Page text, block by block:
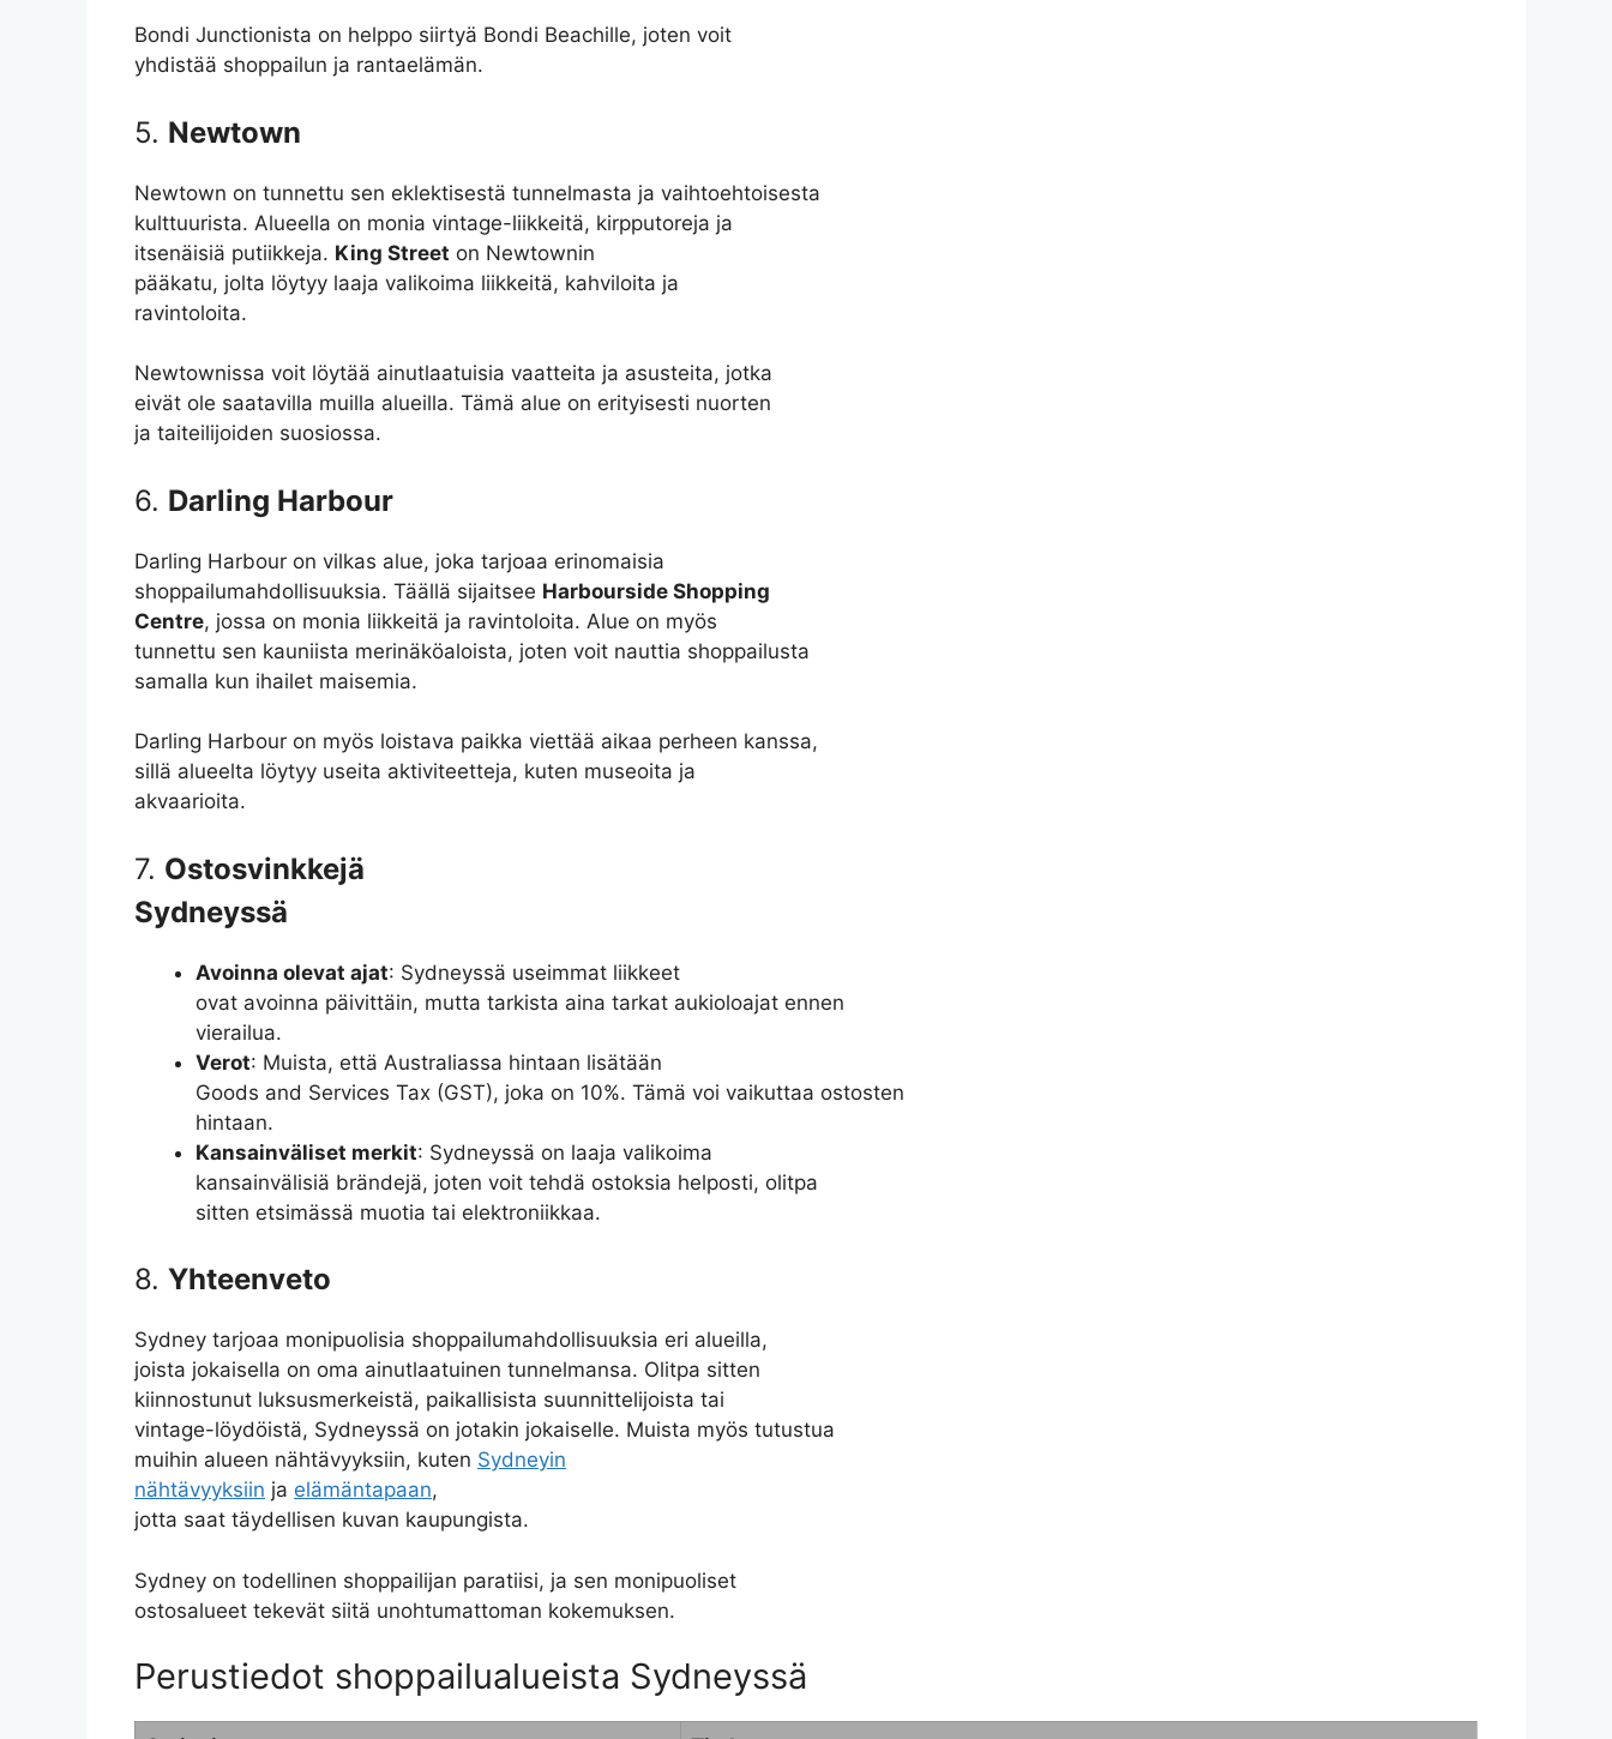
Bondi Junctionista on helppo siirtyä Bondi Beachille, joten voit
yhdistää shoppailun ja rantaelämän.
5. Newtown
Newtown on tunnettu sen eklektisestä tunnelmasta ja vaihtoehtoisesta
kulttuurista. Alueella on monia vintage-liikkeitä, kirpputoreja ja
itsenäisiä putiikkeja. King Street on Newtownin
pääkatu, jolta löytyy laaja valikoima liikkeitä, kahviloita ja
ravintoloita.
Newtownissa voit löytää ainutlaatuisia vaatteita ja asusteita, jotka
eivät ole saatavilla muilla alueilla. Tämä alue on erityisesti nuorten
ja taiteilijoiden suosiossa.
6. Darling Harbour
Darling Harbour on vilkas alue, joka tarjoaa erinomaisia
shoppailumahdollisuuksia. Täällä sijaitsee Harbourside Shopping
Centre, jossa on monia liikkeitä ja ravintoloita. Alue on myös
tunnettu sen kauniista merinäköaloista, joten voit nauttia shoppailusta
samalla kun ihailet maisemia.
Darling Harbour on myös loistava paikka viettää aikaa perheen kanssa,
sillä alueelta löytyy useita aktiviteetteja, kuten museoita ja
akvaarioita.
7. Ostosvinkkejä
Sydneyssä
Avoinna olevat ajat: Sydneyssä useimmat liikkeet
ovat avoinna päivittäin, mutta tarkista aina tarkat aukioloajat ennen
vierailua.
Verot: Muista, että Australiassa hintaan lisätään
Goods and Services Tax (GST), joka on 10%. Tämä voi vaikuttaa ostosten
hintaan.
Kansainväliset merkit: Sydneyssä on laaja valikoima
kansainvälisiä brändejä, joten voit tehdä ostoksia helposti, olitpa
sitten etsimässä muotia tai elektroniikkaa.
8. Yhteenveto
Sydney tarjoaa monipuolisia shoppailumahdollisuuksia eri alueilla,
joista jokaisella on oma ainutlaatuinen tunnelmansa. Olitpa sitten
kiinnostunut luksusmerkeistä, paikallisista suunnittelijoista tai
vintage-löydöistä, Sydneyssä on jotakin jokaiselle. Muista myös tutustua
muihin alueen nähtävyyksiin, kuten Sydneyin
nähtävyyksiin ja elämäntapaan,
jotta saat täydellisen kuvan kaupungista.
Sydney on todellinen shoppailijan paratiisi, ja sen monipuoliset
ostosalueet tekevät siitä unohtumattoman kokemuksen.
Perustiedot shoppailualueista Sydneyssä